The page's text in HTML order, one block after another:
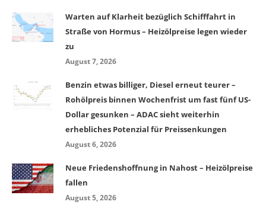
Warten auf Klarheit bezüglich Schifffahrt in
Straße von Hormus – Heizölpreise legen wieder
zu
August 7, 2026
Benzin etwas billiger, Diesel erneut teurer –
Rohölpreis binnen Wochenfrist um fast fünf US-
Dollar gesunken – ADAC sieht weiterhin
erhebliches Potenzial für Preissenkungen
August 6, 2026
Neue Friedenshoffnung in Nahost – Heizölpreise
fallen
August 5, 2026